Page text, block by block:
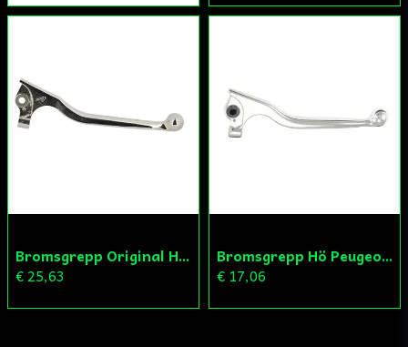
Bromsgrepp Original Hö Peugeot Ludix/Speedfight/Vivacity
€ 25,63
Bromsgrepp Hö Peugeot Ludix/Speedfight/Vivacity
€ 17,06